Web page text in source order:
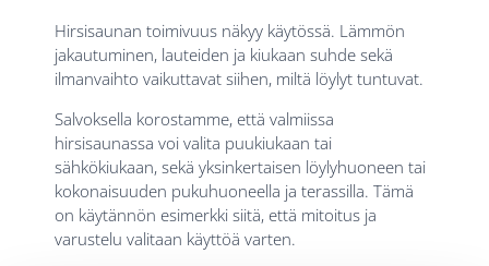
Hirsisaunan toimivuus näkyy käytössä. Lämmön
jakautuminen, lauteiden ja kiukaan suhde sekä
ilmanvaihto vaikuttavat siihen, miltä löylyt tuntuvat.
Salvoksella korostamme, että valmiissa
hirsisaunassa voi valita puukiukaan tai
sähkökiukaan, sekä yksinkertaisen löylyhuoneen tai
kokonaisuuden pukuhuoneella ja terassilla. Tämä
on käytännön esimerkki siitä, että mitoitus ja
varustelu valitaan käyttöä varten.